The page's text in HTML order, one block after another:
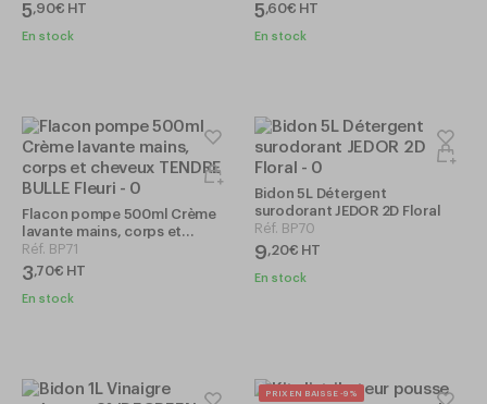
5,90€ HT
En stock
5,60€ HT
En stock
Flacon pompe 500ml Crème
lavante mains, corps et
cheveux TENDRE BULLE Fleuri
Réf. BP71
3,70€ HT
En stock
Bidon 5L Détergent
surodorant JEDOR 2D Floral
Réf. BP70
9,20€ HT
En stock
PRIX EN BAISSE -9%